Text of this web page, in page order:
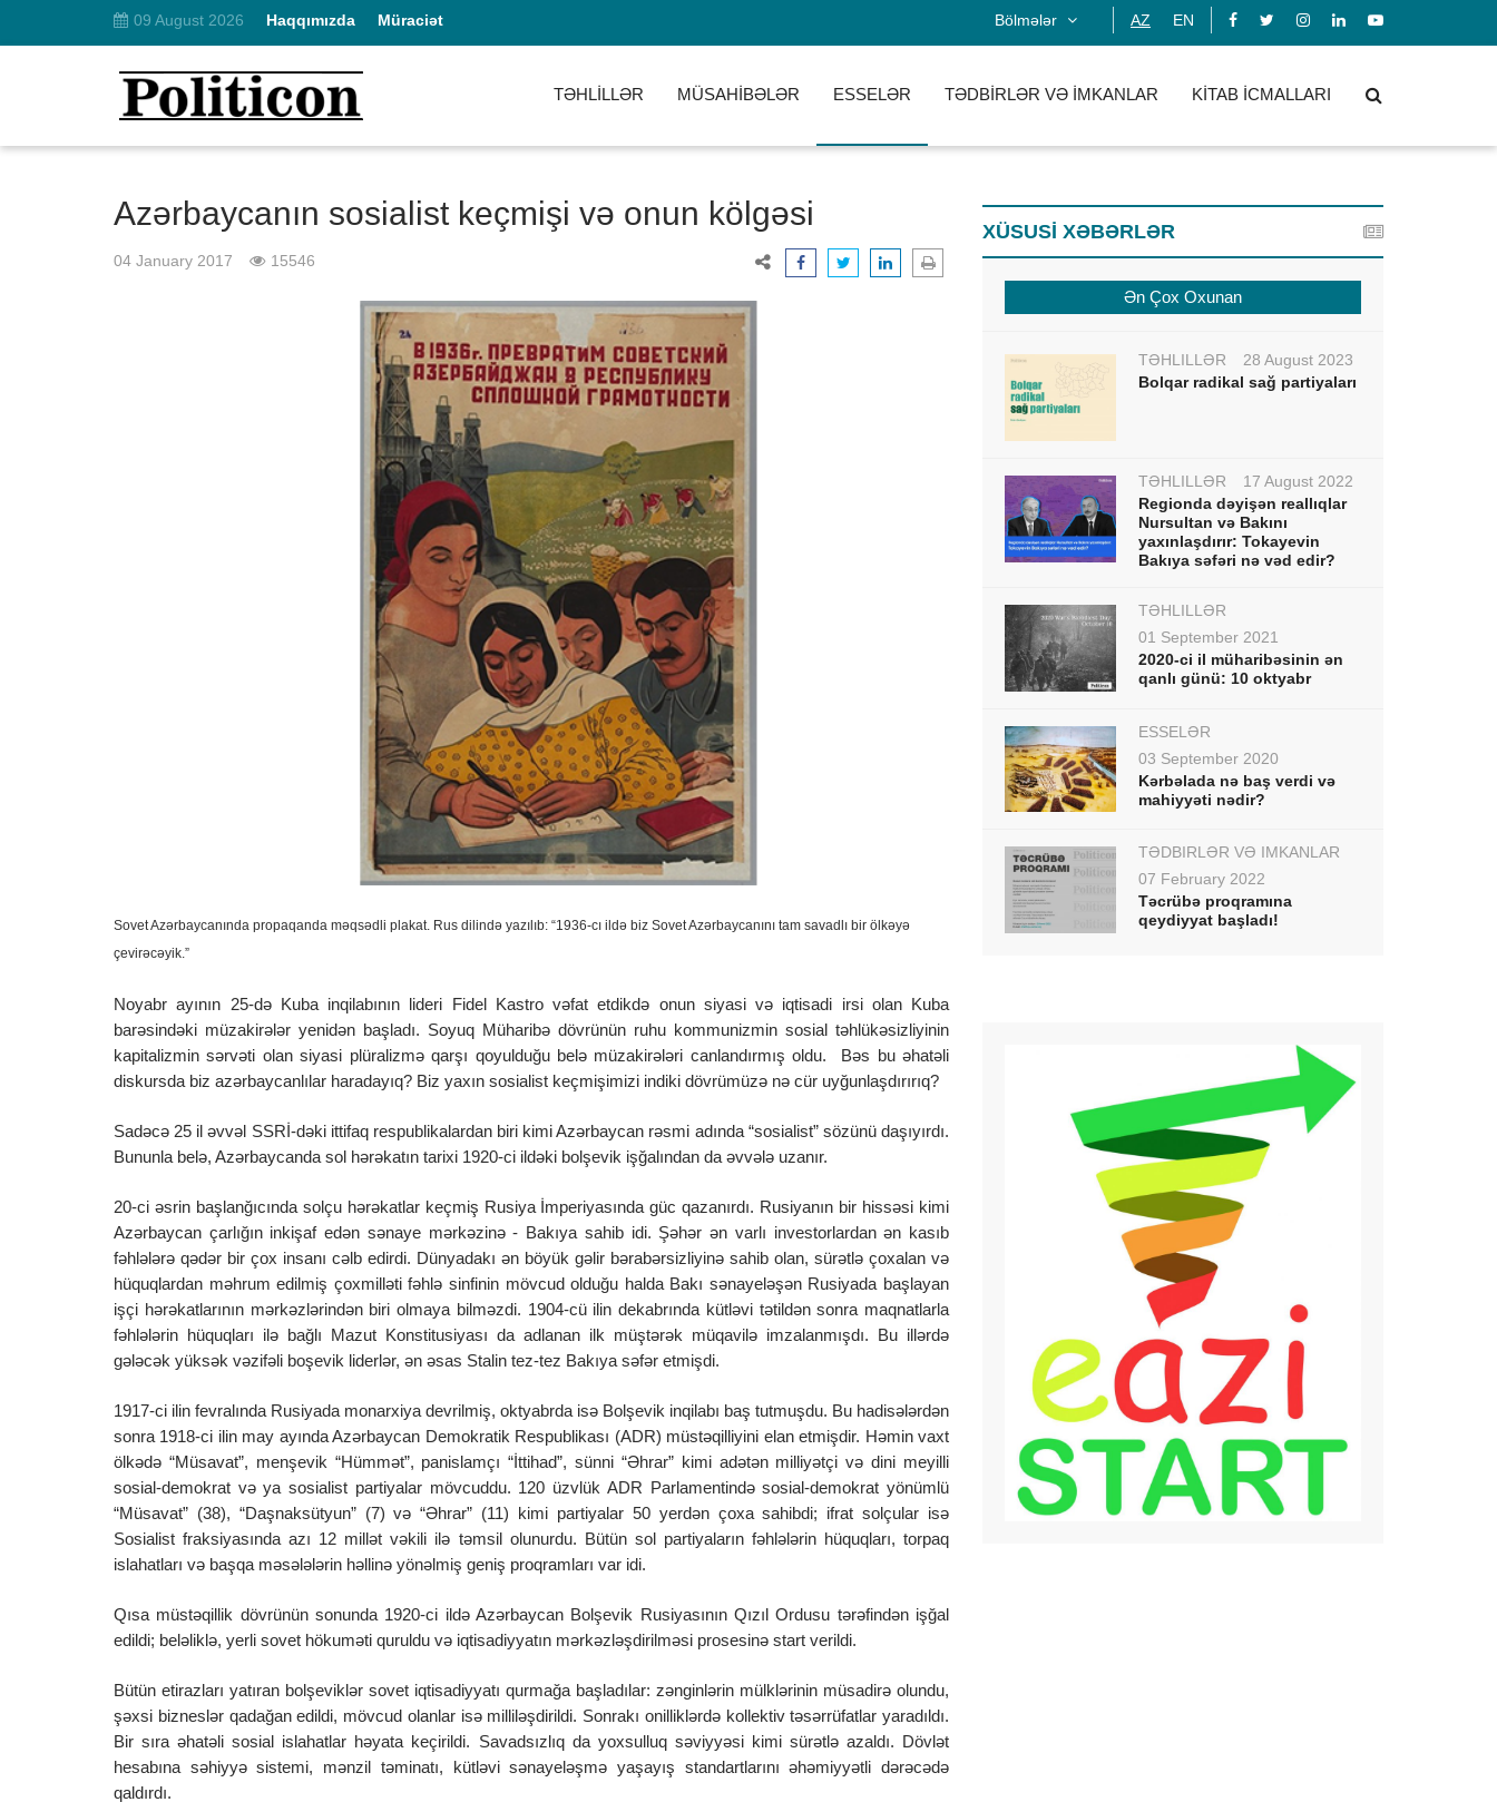
09 August 2026 Haqqımızda Müraciət Bölmələr AZ EN
TƏHLİLLƏR MÜSAHİBƏLƏR ESSELƏR TƏDBİRLƏR VƏ İMKANLAR KİTAB İCMALLARI
Azərbaycanın sosialist keçmişi və onun kölgəsi
04 January 2017 15546
Sovet Azərbaycanında propaqanda məqsədli plakat. Rus dilində yazılıb: “1936-cı ildə biz Sovet Azərbaycanını tam savadlı bir ölkəyə
çevirəcəyik.”
Noyabr ayının 25-də Kuba inqilabının lideri Fidel Kastro vəfat etdikdə onun siyasi və iqtisadi irsi olan Kuba
barəsindəki müzakirələr yenidən başladı. Soyuq Müharibə dövrünün ruhu kommunizmin sosial təhlükəsizliyinin
kapitalizmin sərvəti olan siyasi plüralizmə qarşı qoyulduğu belə müzakirələri canlandırmış oldu. Bəs bu əhatəli
diskursda biz azərbaycanlılar haradayıq? Biz yaxın sosialist keçmişimizi indiki dövrümüzə nə cür uyğunlaşdırırıq?
Sadəcə 25 il əvvəl SSRİ-dəki ittifaq respublikalardan biri kimi Azərbaycan rəsmi adında “sosialist” sözünü daşıyırdı.
Bununla belə, Azərbaycanda sol hərəkatın tarixi 1920-ci ildəki bolşevik işğalından da əvvələ uzanır.
20-ci əsrin başlanğıcında solçu hərəkatlar keçmiş Rusiya İmperiyasında güc qazanırdı. Rusiyanın bir hissəsi kimi
Azərbaycan çarlığın inkişaf edən sənaye mərkəzinə - Bakıya sahib idi. Şəhər ən varlı investorlardan ən kasıb
fəhlələrə qədər bir çox insanı cəlb edirdi. Dünyadakı ən böyük gəlir bərabərsizliyinə sahib olan, sürətlə çoxalan və
hüquqlardan məhrum edilmiş çoxmilləti fəhlə sinfinin mövcud olduğu halda Bakı sənayeləşən Rusiyada başlayan
işçi hərəkatlarının mərkəzlərindən biri olmaya bilməzdi. 1904-cü ilin dekabrında kütləvi tətildən sonra maqnatlarla
fəhlələrin hüquqları ilə bağlı Mazut Konstitusiyası da adlanan ilk müştərək müqavilə imzalanmışdı. Bu illərdə
gələcək yüksək vəzifəli boşevik liderlər, ən əsas Stalin tez-tez Bakıya səfər etmişdi.
1917-ci ilin fevralında Rusiyada monarxiya devrilmiş, oktyabrda isə Bolşevik inqilabı baş tutmuşdu. Bu hadisələrdən
sonra 1918-ci ilin may ayında Azərbaycan Demokratik Respublikası (ADR) müstəqilliyini elan etmişdir. Həmin vaxt
ölkədə “Müsavat”, menşevik “Hümmət”, panislamçı “İttihad”, sünni “Əhrar” kimi adətən milliyətçi və dini meyilli
sosial-demokrat və ya sosialist partiyalar mövcuddu. 120 üzvlük ADR Parlamentində sosial-demokrat yönümlü
“Müsavat” (38), “Daşnaksütyun” (7) və “Əhrar” (11) kimi partiyalar 50 yerdən çoxa sahibdi; ifrat solçular isə
Sosialist fraksiyasında azı 12 millət vəkili ilə təmsil olunurdu. Bütün sol partiyaların fəhlələrin hüquqları, torpaq
islahatları və başqa məsələlərin həllinə yönəlmiş geniş proqramları var idi.
Qısa müstəqillik dövrünün sonunda 1920-ci ildə Azərbaycan Bolşevik Rusiyasının Qızıl Ordusu tərəfindən işğal
edildi; beləliklə, yerli sovet hökuməti quruldu və iqtisadiyyatın mərkəzləşdirilməsi prosesinə start verildi.
Bütün etirazları yatıran bolşeviklər sovet iqtisadiyyatı qurmağa başladılar: zənginlərin mülklərinin müsadirə olundu,
şəxsi bizneslər qadağan edildi, mövcud olanlar isə milliləşdirildi. Sonrakı onilliklərdə kollektiv təsərrüfatlar yaradıldı.
Bir sıra əhatəli sosial islahatlar həyata keçirildi. Savadsızlıq da yoxsulluq səviyyəsi kimi sürətlə azaldı. Dövlət
hesabına səhiyyə sistemi, mənzil təminatı, kütləvi sənayeləşmə yaşayış standartlarını əhəmiyyətli dərəcədə
qaldırdı.
XÜSUSİ XƏBƏRLƏR
Ən Çox Oxunan
TƏHLİLLƏR
28 August 2023
Bolqar radikal sağ partiyaları
TƏHLİLLƏR
17 August 2022
Regionda dəyişən reallıqlar
Nursultan və Bakını
yaxınlaşdırır: Tokayevin
Bakıya səfəri nə vəd edir?
TƏHLİLLƏR
01 September 2021
2020-ci il müharibəsinin ən
qanlı günü: 10 oktyabr
ESSELƏR
03 September 2020
Kərbəlada nə baş verdi və
mahiyyəti nədir?
TƏDBİRLƏR VƏ İMKANLAR
07 February 2022
Təcrübə proqramına
qeydiyyat başladı!